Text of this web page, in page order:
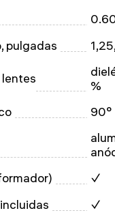
pulgadas
%
90°
✓
✓